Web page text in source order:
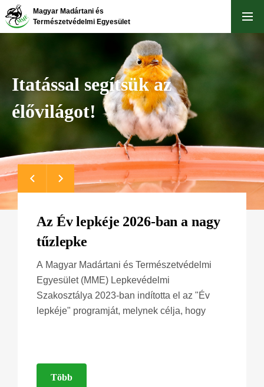
Ugrás
Magyar Madártani és
Természetvédelmi Egyesület
Itatással segítsük az
élővilágot!
Az Év lepkéje 2026-ban a nagy
tűzlepke
A Magyar Madártani és Természetvédelmi
Egyesület (MME) Lepkevédelmi
Szakosztálya 2023-ban indította el az "Év
lepkéje" programját, melynek célja, hogy
Több